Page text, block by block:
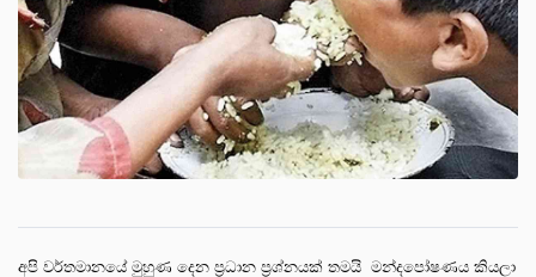
අපි වර්තමානයේ මුහුණ දෙන ප්‍රධාන ප්‍රශ්නයක් තමයි මන්දපෝෂණය කියලා